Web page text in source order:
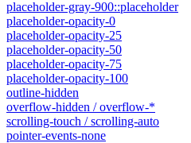
placeholder-gray-900::placeholder
placeholder-opacity-0
placeholder-opacity-25
placeholder-opacity-50
placeholder-opacity-75
placeholder-opacity-100
outline-hidden
overflow-hidden / overflow-*
scrolling-touch / scrolling-auto
pointer-events-none